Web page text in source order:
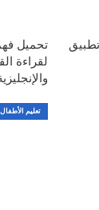
تحميل
لقراءة
تعليم الأطفال